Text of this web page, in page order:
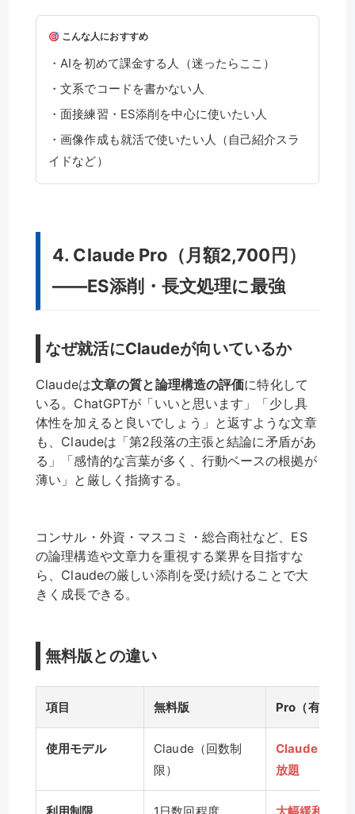
こんな人におすすめ
・AIを初めて課金する人（迷ったらここ）
・文系でコードを書かない人
・面接練習・ES添削を中心に使いたい人
・画像作成も就活で使いたい人（自己紹介スラ
イドなど）
4. Claude Pro（月額2,700円）
——ES添削・長文処理に最強
なぜ就活にClaudeが向いているか
Claudeは文章の質と論理構造の評価に特化して
いる。ChatGPTが「いいと思います」「少し具
体性を加えると良いでしょう」と返すような文章
も、Claudeは「第2段落の主張と結論に矛盾があ
る」「感情的な言葉が多く、行動ベースの根拠が
薄い」と厳しく指摘する。
コンサル・外資・マスコミ・総合商社など、ES
の論理構造や文章力を重視する業界を目指すな
ら、Claudeの厳しい添削を受け続けることで大
きく成長できる。
無料版との違い
項目 無料版 Pro（有料版
使用モデル
Claude（回数制
限）
Claude 3.5
放題